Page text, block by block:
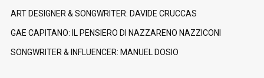
ART DESIGNER & SONGWRITER: DAVIDE CRUCCAS
GAE CAPITANO: IL PENSIERO DI NAZZARENO NAZZICONI
SONGWRITER & INFLUENCER: MANUEL DOSIO